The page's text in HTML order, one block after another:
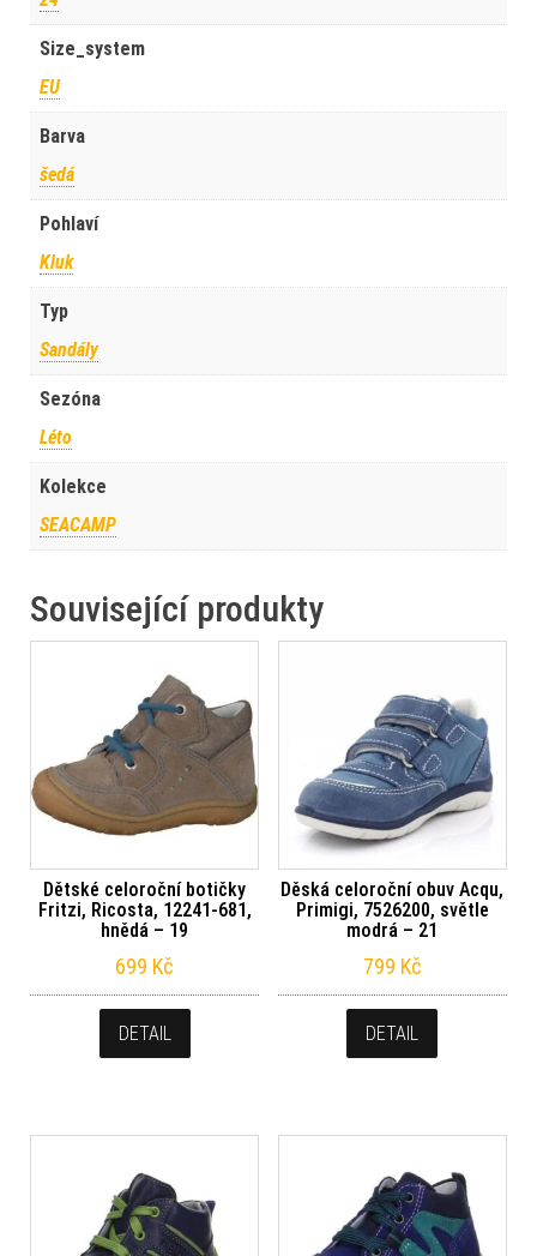
Size_system
EU
Barva
šedá
Pohlaví
Kluk
Typ
Sandály
Sezóna
Léto
Kolekce
SEACAMP
Související produkty
Dětské celoroční botičky
Fritzi, Ricosta, 12241-681,
hnědá – 19
699 Kč
DETAIL
Děská celoroční obuv Acqu,
Primigi, 7526200, světle
modrá – 21
799 Kč
DETAIL